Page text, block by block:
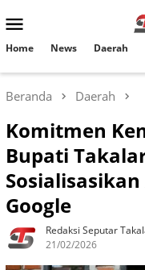
ke
Mobile
Home News Daerah
Beranda Daerah
Komitmen
Bupati
Google
Redaksi Seputar
21/02/2026